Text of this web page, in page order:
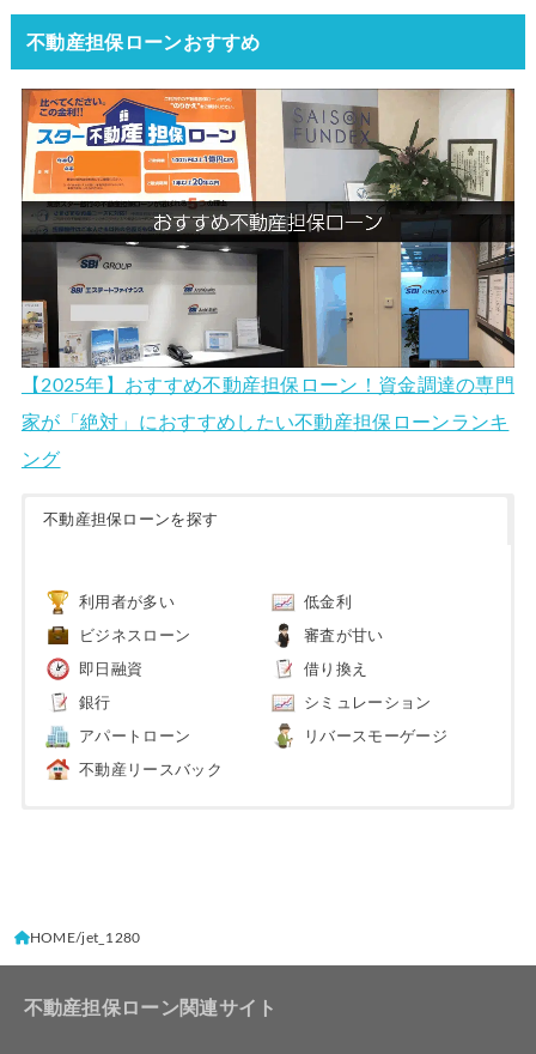
不動産担保ローンおすすめ
【2025年】おすすめ不動産担保ローン！資金調達の専門
家が「絶対」におすすめしたい不動産担保ローンランキ
ング
不動産担保ローンを探す
利用者が多い 低金利
ビジネスローン 審査が甘い
即日融資 借り換え
銀行 シミュレーション
アパートローン リバースモーゲージ
不動産リースバック
HOME jet_1280
不動産担保ローン関連サイト